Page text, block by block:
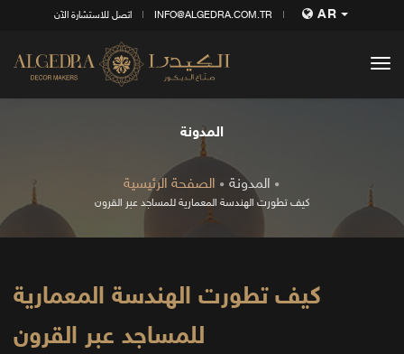
اتصل للاستشارة الآن INFO@ALGEDRA.COM.TR AR
المدونة
الصفحة الرئيسية المدونة
كيف تطورت الهندسة المعمارية للمساجد عبر القرون
كيف تطورت الهندسة المعمارية
للمساجد عبر القرون